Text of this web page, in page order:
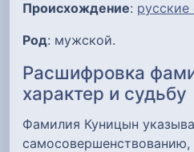
Происхождение:
Род: мужской.
Расшифровка
характер и судьбу
Фамилия Куницын
самосовершенствованию,